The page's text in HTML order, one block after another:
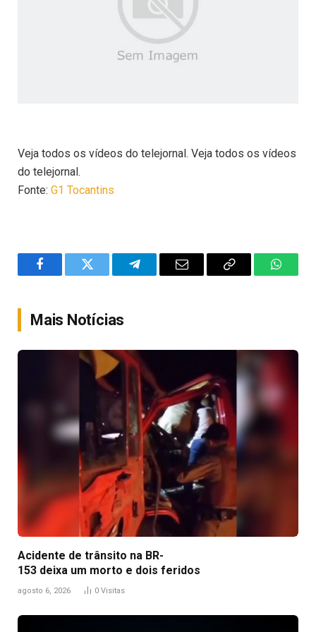
Veja todos os vídeos do telejornal. Veja todos os vídeos
do telejornal.
Fonte: G1 Tocantins
FacebookTwitter TelegramEmail
Copy
Mais Notícias
Acidente de trânsito na BR-
153 deixa um morto e dois feridos
agosto 6, 2026 0 Visitas